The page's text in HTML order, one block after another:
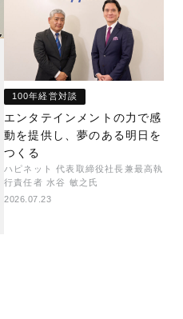
100年経営対談
エンタテインメントの力で感
動を提供し、夢のある明日を
つくる
ハピネット 代表取締役社長兼最高執
行責任者 水谷 敏之氏
2026.07.23